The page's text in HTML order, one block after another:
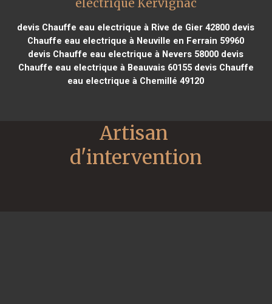
electrique Kervignac
devis Chauffe eau electrique à Rive de Gier 42800 devis
Chauffe eau electrique à Neuville en Ferrain 59960
devis Chauffe eau electrique à Nevers 58000 devis
Chauffe eau electrique à Beauvais 60155devis Chauffe
eau electrique à Chemillé 49120
Artisan
d'intervention